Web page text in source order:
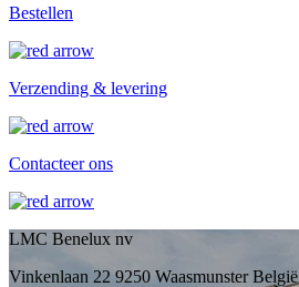
Bestellen
Verzending & levering
Contacteer ons
LMC Benelux nv
Vinkenlaan 22 9250 Waasmunster België